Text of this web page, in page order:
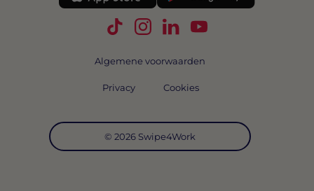
Volg Swipe4Work op TikTok
Volg Swipe4Work op
Volg Swipe4Work op
Volg Swipe4Work
© 2026 Swipe4Work
Algemene voorwaarden
Privacy Cookies